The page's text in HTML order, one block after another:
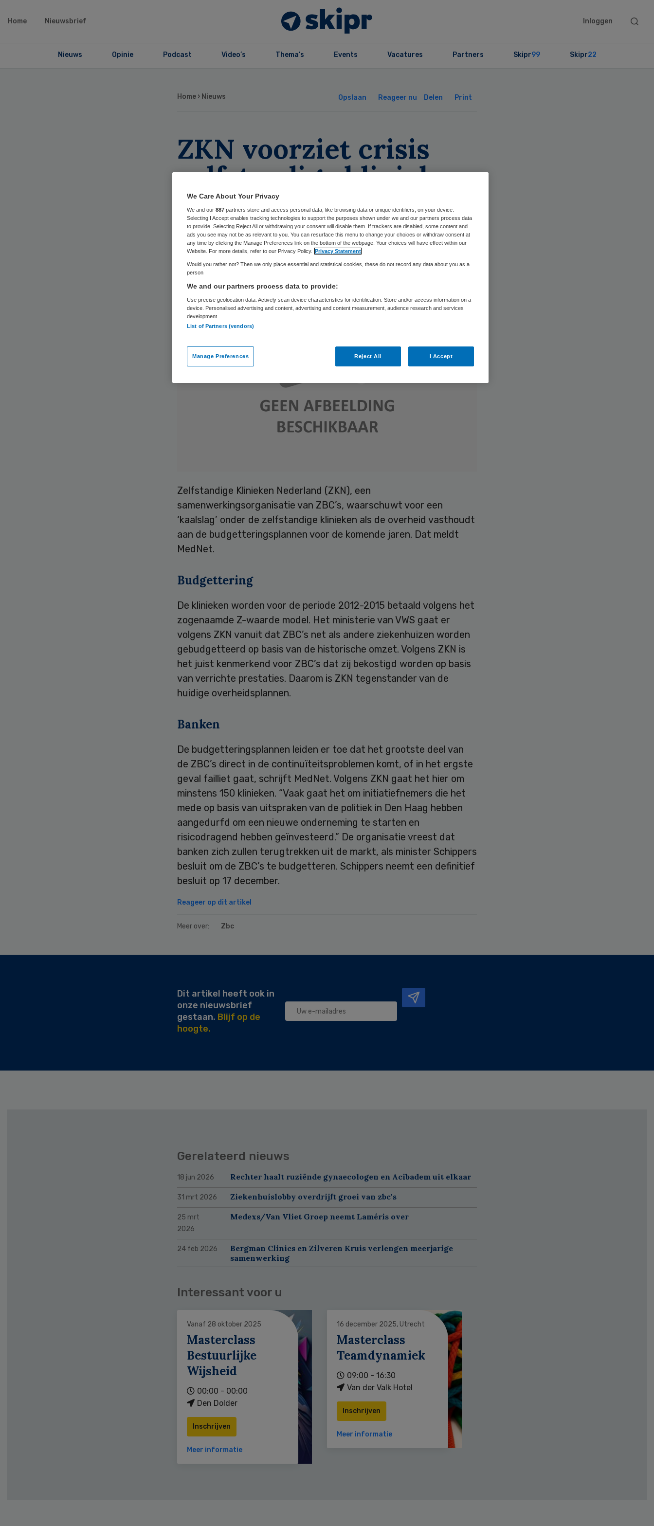
Home Nieuwsbrief Inloggen
Search
Nieuws Opinie Podcast Video’s Thema’s Events Vacatures Partners Skipr99 Skipr22
Home › Nieuws Opslaan Reageer nu Delen Print
ZKN voorziet crisis
zelfstandige klinieken
Skipr Redactie 7 december 2010,14:16 56 keer gelezen
Zelfstandige Klinieken Nederland (ZKN), een
samenwerkingsorganisatie van ZBC’s, waarschuwt voor een
‘kaalslag’ onder de zelfstandige klinieken als de overheid vasthoudt
aan de budgetteringsplannen voor de komende jaren. Dat meldt
MedNet.
Budgettering
De klinieken worden voor de periode 2012-2015 betaald volgens het
zogenaamde Z-waarde model. Het ministerie van VWS gaat er
volgens ZKN vanuit dat ZBC’s net als andere ziekenhuizen worden
gebudgetteerd op basis van de historische omzet. Volgens ZKN is
het juist kenmerkend voor ZBC’s dat zij bekostigd worden op basis
van verrichte prestaties. Daarom is ZKN tegenstander van de
huidige overheidsplannen.
Banken
De budgetteringsplannen leiden er toe dat het grootste deel van
de ZBC’s direct in de continuïteitsproblemen komt, of in het ergste
geval failliet gaat, schrijft MedNet. Volgens ZKN gaat het hier om
minstens 150 klinieken. “Vaak gaat het om initiatiefnemers die het
mede op basis van uitspraken van de politiek in Den Haag hebben
aangedurfd om een nieuwe onderneming te starten en
risicodragend hebben geïnvesteerd.” De organisatie vreest dat
banken zich zullen terugtrekken uit de markt, als minister Schippers
besluit om de ZBC’s te budgetteren. Schippers neemt een definitief
besluit op 17 december.
Reageer op dit artikel
Meer over: Zbc
Dit artikel heeft ook in
onze nieuwsbrief
gestaan. Blijf op de
hoogte.
Gerelateerd nieuws
18 jun 2026 Rechter haalt ruziënde gynaecologen en Acibadem uit elkaar
31 mrt 2026 Ziekenhuislobby overdrijft groei van zbc's
25 mrt
2026
Medexs/Van Vliet Groep neemt Laméris over
24 feb 2026
Bergman Clinics en Zilveren Kruis verlengen meerjarige
samenwerking
Interessant voor u
Vanaf 28 oktober 2025
Masterclass
Bestuurlijke
Wijsheid
00:00 - 00:00
Den Dolder
Inschrijven
Meer informatie
16 december 2025, Utrecht
Masterclass
Teamdynamiek
09:00 - 16:30
Van der Valk Hotel
Inschrijven
Meer informatie
We Care About Your Privacy
We and our 887 partners store and access personal data, like browsing data or unique identifiers, on your device.
Selecting I Accept enables tracking technologies to support the purposes shown under we and our partners process data
to provide. Selecting Reject All or withdrawing your consent will disable them. If trackers are disabled, some content and
ads you see may not be as relevant to you. You can resurface this menu to change your choices or withdraw consent at
any time by clicking the Manage Preferences link on the bottom of the webpage. Your choices will have effect within our
Website. For more details, refer to our Privacy Policy. Privacy Statement
Would you rather not? Then we only place essential and statistical cookies, these do not record any data about you as a
person
We and our partners process data to provide:
Use precise geolocation data. Actively scan device characteristics for identification. Store and/or access information on a
device. Personalised advertising and content, advertising and content measurement, audience research and services
development.
List of Partners (vendors)
Manage Preferences Reject All I Accept